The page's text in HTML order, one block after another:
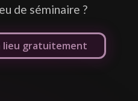
de séminaire ?
lieu gratuitement